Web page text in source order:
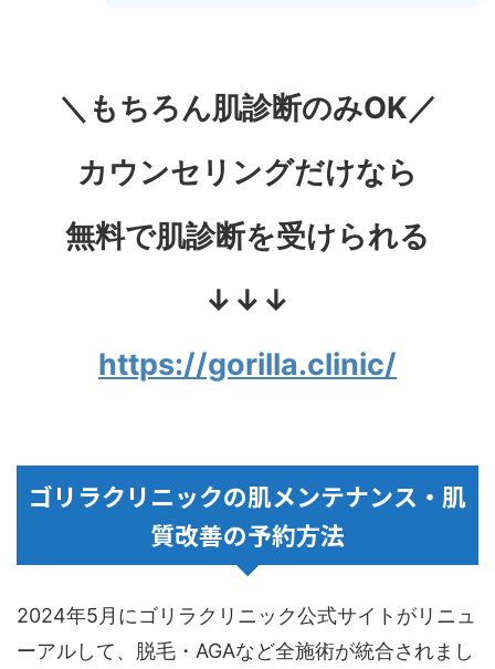
＼もちろん肌診断のみOK／
カウンセリングだけなら
無料で肌診断を受けられる
↓↓↓
https://gorilla.clinic/
ゴリラクリニックの肌メンテナンス・肌
質改善の予約方法
2024年5月にゴリラクリニック公式サイトがリニュ
ーアルして、脱毛・AGAなど全施術が統合されまし